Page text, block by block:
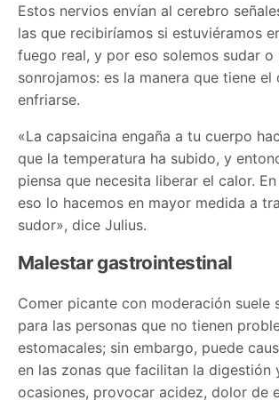
Estos nervios envían al cerebro
las que recibiríamos si estuviéramos
fuego real, y por eso solemos sudar o
sonrojamos: es la manera que tiene el
enfriarse.
«La capsaicina engaña a tu cuerpo
que la temperatura ha subido, y
piensa que necesita liberar el calor.
eso lo hacemos en mayor medida a
sudor», dice Julius.
Malestar gastrointestinal
Comer picante con moderación suele
para las personas que no tienen
estomacales; sin embargo, puede
en las zonas que facilitan la digestión
ocasiones, provocar acidez, dolor de